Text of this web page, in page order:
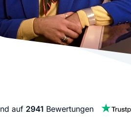
erstellen lassen Sehr beliebt
Website-Service erstellt Ihre Website
auf 2941 Bewertungen